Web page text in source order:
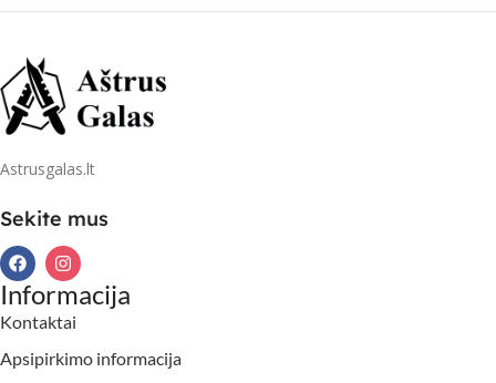
Astrusgalas.lt
Sekite mus
Informacija
Kontaktai
Apsipirkimo informacija